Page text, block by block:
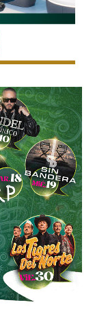
en ninguno de
por debajo
tiempo el tope
listo el muro
mismas
que